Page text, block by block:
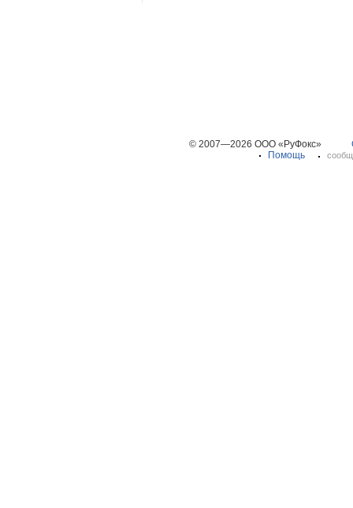
© 2007—2026 ООО «РуФокс»
Помощь